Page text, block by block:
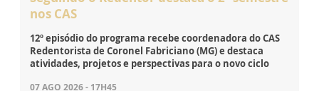
nos CAS
12º episódio do programa recebe coordenadora do CAS
Redentorista de Coronel Fabriciano (MG) e destaca
atividades, projetos e perspectivas para o novo ciclo
07 AGO 2026 - 17H45